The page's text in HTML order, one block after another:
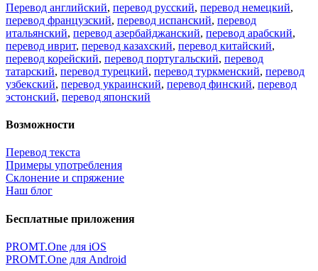
Перевод английский, перевод русский, перевод немецкий,
перевод французский, перевод испанский, перевод
итальянский, перевод азербайджанский, перевод арабский,
перевод иврит, перевод казахский, перевод китайский,
перевод корейский, перевод португальский, перевод
татарский, перевод турецкий, перевод туркменский, перевод
узбекский, перевод украинский, перевод финский, перевод
эстонский, перевод японский
Возможности
Перевод текста
Примеры употребления
Склонение и спряжение
Наш блог
Бесплатные приложения
PROMT.One для iOS
PROMT.One для Android